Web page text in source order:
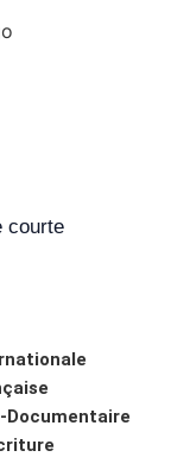
courte
Documentaire